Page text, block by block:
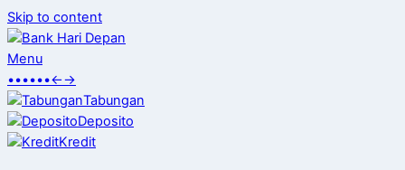
Skip to content
Menu
••••••←→
Tabungan
Deposito
Kredit